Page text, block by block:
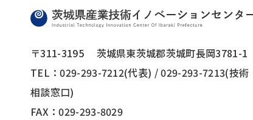
〒311-3195
茨城県東茨城郡茨城町長岡3781-1
TEL：029-293-7212(代表) / 029-293-7213(技術
相談窓口)
FAX：029-293-8029